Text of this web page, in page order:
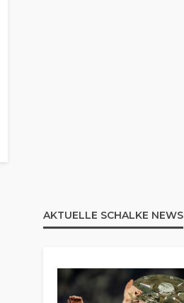
AKTUELLE SCHALKE NEWS